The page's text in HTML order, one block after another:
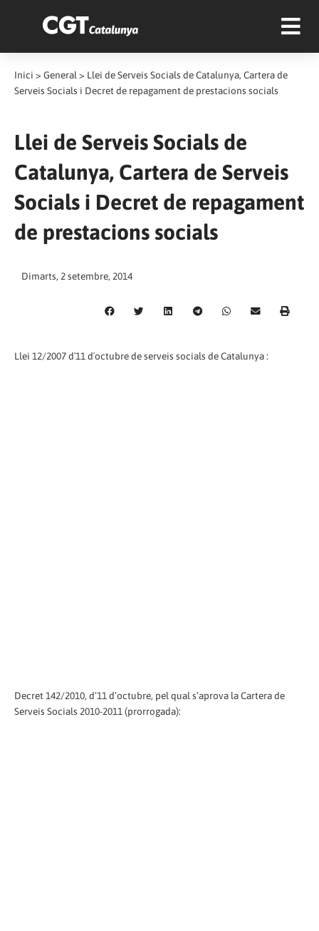
Inici > General > Llei de Serveis Socials de Catalunya, Cartera de
Serveis Socials i Decret de repagament de prestacions socials
Llei de Serveis Socials de
Catalunya, Cartera de Serveis
Socials i Decret de repagament
de prestacions socials
Dimarts, 2 setembre, 2014
Llei 12/2007 d´11 d´octubre de serveis socials de Catalunya :
Decret 142/2010, d’11 d’octubre, pel qual s’aprova la Cartera de
Serveis Socials 2010-2011 (prorrogada):